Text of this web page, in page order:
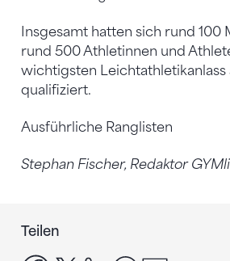
Insgesamt hatten sich rund 100
rund 500 Athletinnen und
wichtigsten Leichtathletikanlass
qualifiziert.
Ausführliche Ranglisten
Stephan Fischer, Redaktor
Teilen